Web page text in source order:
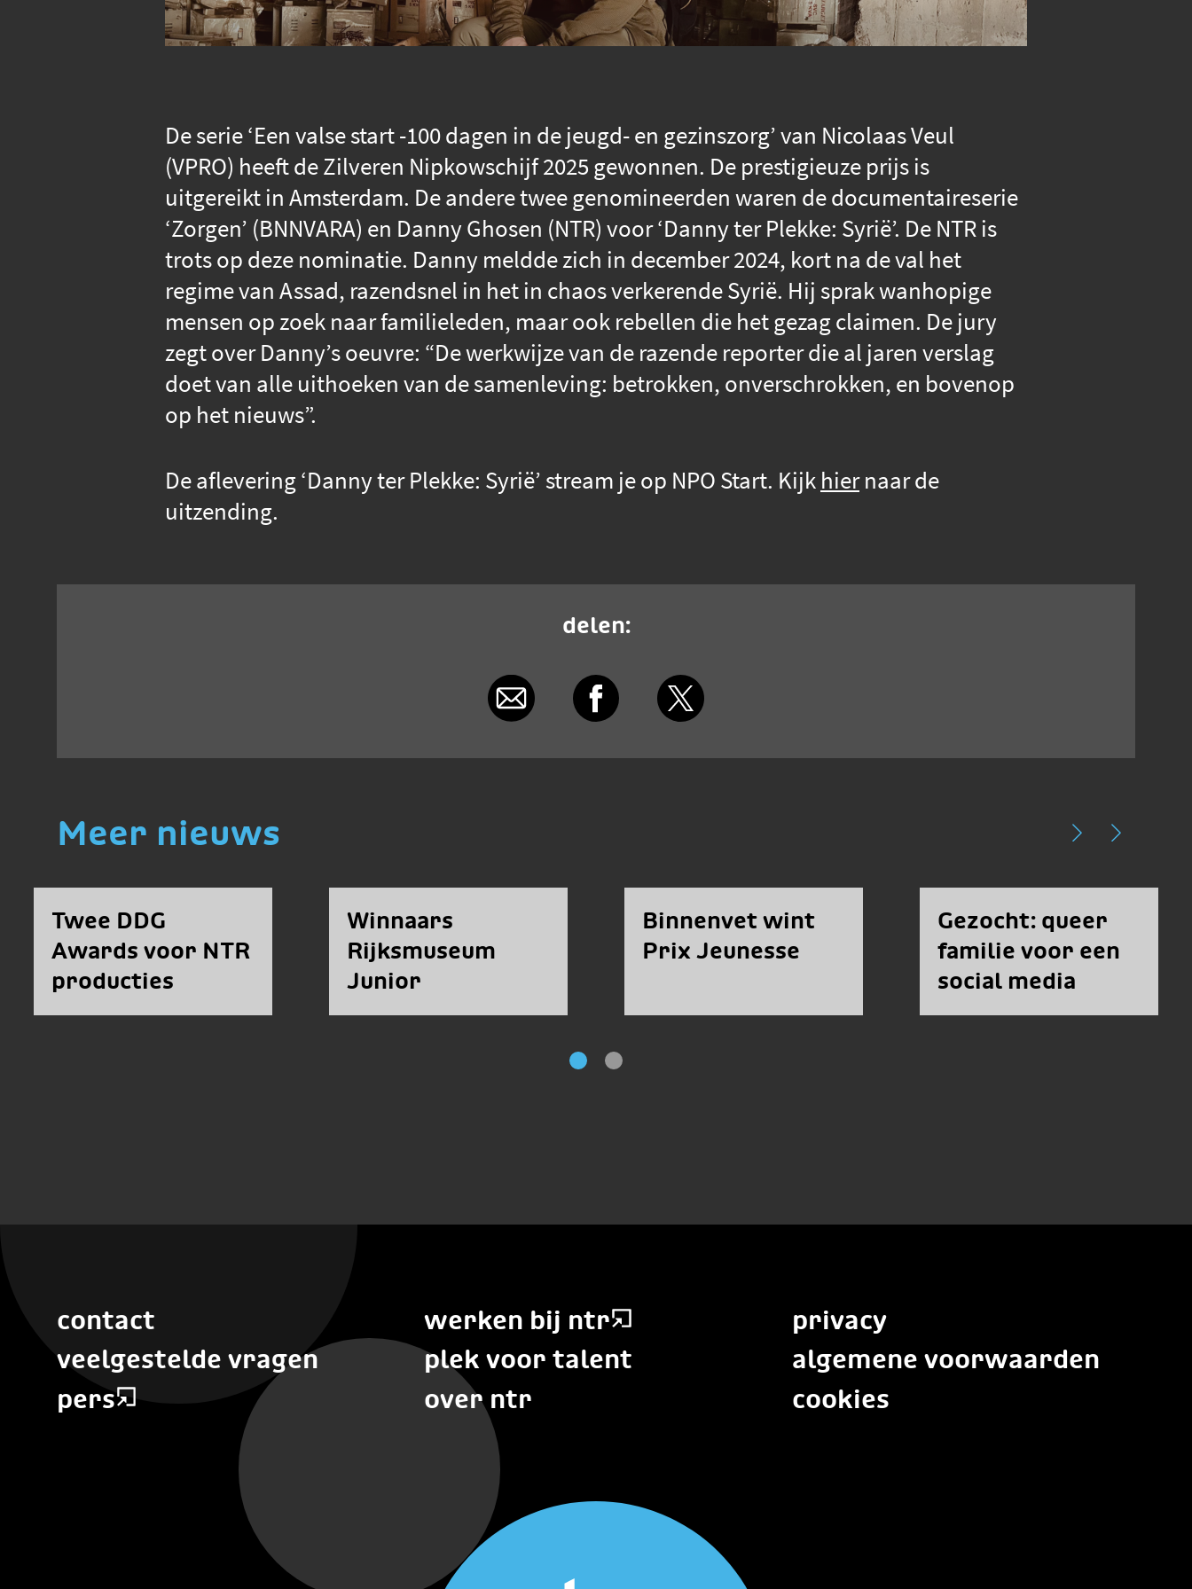
De serie ‘Een valse start -100 dagen in de jeugd- en gezinszorg’ van Nicolaas Veul
(VPRO) heeft de Zilveren Nipkowschijf 2025 gewonnen. De prestigieuze prijs is
uitgereikt in Amsterdam. De andere twee genomineerden waren de documentaireserie
‘Zorgen’ (BNNVARA) en Danny Ghosen (NTR) voor ‘Danny ter Plekke: Syrië’. De NTR is
trots op deze nominatie. Danny meldde zich in december 2024, kort na de val het
regime van Assad, razendsnel in het in chaos verkerende Syrië. Hij sprak wanhopige
mensen op zoek naar familieleden, maar ook rebellen die het gezag claimen. De jury
zegt over Danny’s oeuvre: “De werkwijze van de razende reporter die al jaren verslag
doet van alle uithoeken van de samenleving: betrokken, onverschrokken, en bovenop
op het nieuws”.
De aflevering ‘Danny ter Plekke: Syrië’ stream je op NPO Start. Kijk hiernaar de
uitzending.
delen:
Meer nieuws
Twee DDG
Awards voor NTR
producties
Winnaars
Rijksmuseum
Junior
Fellowship
Binnenvet wint
Prix Jeunesse
Gezocht: queer
familie voor een
social media
campagne
contact
veelgestelde vragen
pers
werken bij ntr
plek voor talent
over ntr
privacy
algemene voorwaarden
cookies